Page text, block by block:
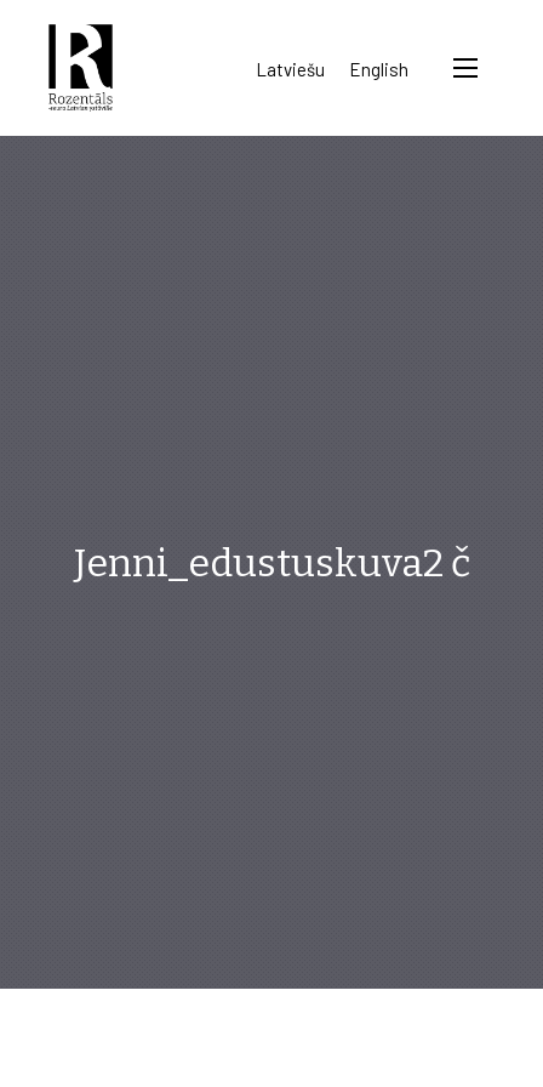
Rozentāls-
seura
Latviešu English
Jenni_edustuskuva2 č